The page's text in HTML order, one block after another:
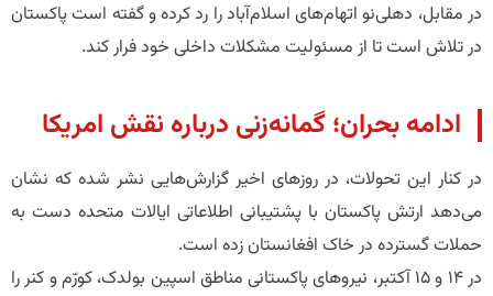
در مقابل، دهلی‌نو اتهام‌های اسلام‌آباد را رد کرده و گفته است پاکستان
در تلاش است تا از مسئولیت مشکلات داخلی خود فرار کند.
ادامه بحران؛ گمانه‌زنی درباره نقش امریکا
در کنار این تحولات، در روزهای اخیر گزارش‌هایی نشر شده که نشان
می‌دهد ارتش پاکستان با پشتیبانی اطلاعاتی ایالات متحده دست به
حملات گسترده در خاک افغانستان زده است.
در ۱۴ و ۱۵ آکتبر، نیروهای پاکستانی مناطق اسپین بولدک، کورّم و کنر را